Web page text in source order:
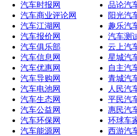
汽车时报网
汽车商业评论网
汽车江湖网
汽车报价网
汽车俱乐部
汽车信息网
汽车优惠网
汽车导购网
汽车电池网
汽车生态网
汽车公益网
汽车环保网
汽车能源网
品论汽
阳光汽
趣乐汽
汽车测
云上汽
星城汽
自主汽
青城汽
人民汽
平民汽
惠民汽
环球车
西游汽